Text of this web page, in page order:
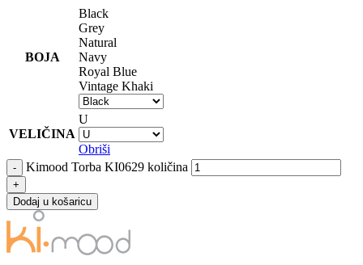
BOJA
Black
Grey
Natural
Navy
Royal Blue
Vintage Khaki
VELIČINA
U
Obriši
Kimood Torba KI0629 količina
Dodaj u košaricu